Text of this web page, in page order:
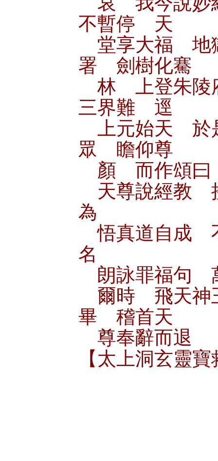
不暫停 天
堂享大福 地
署 劍樹化騫
林 上登朱陵
三界難 逕
上元始天 於
眾 瞻仰尊
顏 而作頌曰
天尊說經教
為
悟真道自成
名
朗詠罪福句
爾時 飛天神
畢 稽首天
尊奉辭而退
【太上洞玄靈